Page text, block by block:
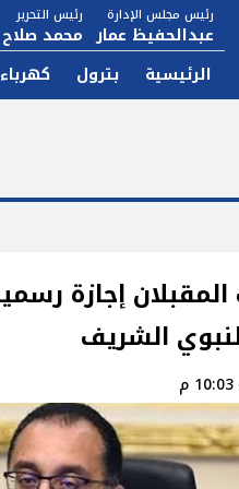
رئيس مجلس الإدارة
عبدالحفيظ عمار
رئيس التحرير
محمد صلاح
الرئيسية بترول كهرباء
الشريف